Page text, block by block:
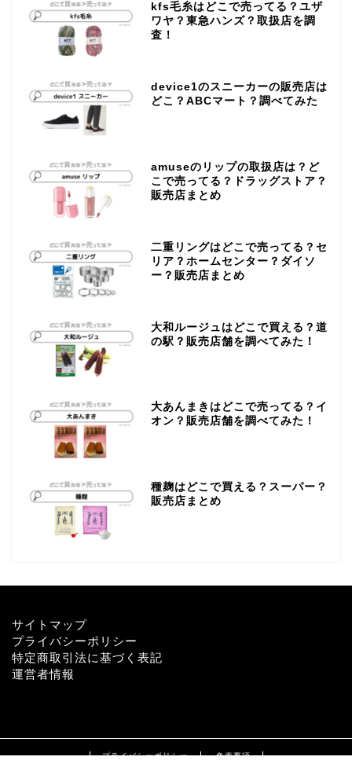
kfs毛糸はどこで売ってる？ユザ
ワヤ？東急ハンズ？取扱店を調
査！
device1のスニーカーの販売店は
どこ？ABCマート？調べてみた
amuseのリップの取扱店は？ど
こで売ってる？ドラッグストア？
販売店まとめ
二重リングはどこで売ってる？セ
リア？ホームセンター？ダイソ
ー？販売店まとめ
大和ルージュはどこで買える？道
の駅？販売店舗を調べてみた！
大あんまきはどこで売ってる？イ
オン？販売店舗を調べてみた！
種麹はどこで買える？スーパー？
販売店まとめ
サイトマップ
プライバシーポリシー
特定商取引法に基づく表記
運営者情報
プライバシーポリシー 免責事項